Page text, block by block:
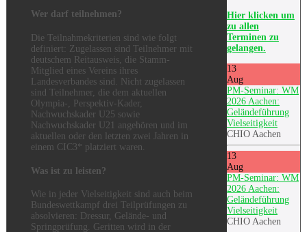
Hierklicken um
zu allen
Terminen zu
gelangen.
13
Aug
PM-Seminar: WM
2026 Aachen:
Geländeführung
Vielseitigkeit
CHIO Aachen
13
Aug
PM-Seminar: WM
2026 Aachen:
Geländeführung
Vielseitigkeit
CHIO Aachen
Wer darf teilnehmen?
Die Teilnahmekriterien sind wie folgt
definiert: Zugelassen sind Teilnehmer mit
deutschem Reitausweis, die Stamm-
Mitglied eines Vereins ihres
Landesverbandes sind. Nicht zugelassen
sind Teilnehmer, die dem aktuellen
Olympia-, Perspektiv-Kader,
Nachwuchskader U25 sowie
Nachwuchskader U21 angehören und im
aktuellen oder den letzten zwei Jahren in
einem CIC3* platziert waren.
Was ist zu leisten?
Wie in jeder Vielseitigkeit sind auch beim
Bundeswettkampf drei Teilprüfungen zu
absolvieren: Dressur, Gelände- und
Springprüfung. Geritten wird in der